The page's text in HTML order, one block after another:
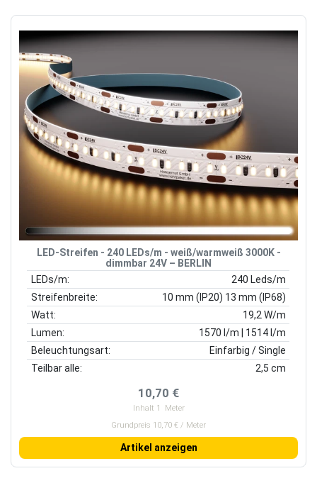
LED-Streifen - 240 LEDs/m - weiß/warmweiß 3000K -
dimmbar 24V – BERLIN
LEDs/m:
240 Leds/m
Streifenbreite:
10 mm (IP20) 13 mm (IP68)
Watt:
19,2 W/m
Lumen:
1570 l/m | 1514 l/m
Beleuchtungsart:
Einfarbig / Single
Teilbar alle:
2,5 cm
10,70 €
Inhalt 1
Meter
Grundpreis 10,70 € / Meter
Artikel anzeigen